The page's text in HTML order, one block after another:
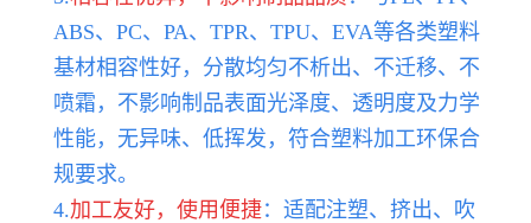
ABS、PC、PA、TPR、TPU、EVA等各类塑料
基材相容性好，分散均匀不析出、不迁移、不
喷霜，不影响制品表面光泽度、透明度及力学
性能，无异味、低挥发，符合塑料加工环保合
规要求。
4.加工友好，使用便捷：适配注塑、挤出、吹